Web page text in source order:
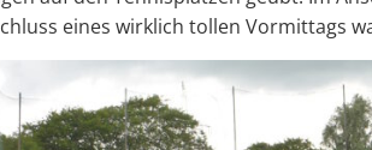
eines wirklich tollen Vormittags